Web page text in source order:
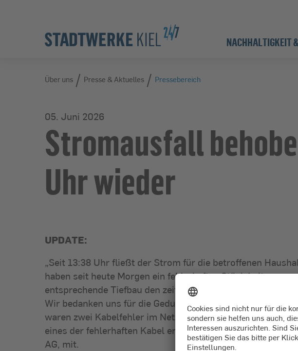
NACHHALTIGKEIT
Über uns
Über uns / Presse & Aktuelles / Pressebereich
05. Juni 2026
Stromausfall
Uhr wieder
UPDATE:
„Seit 13:38 Uhr fließt der Strom für die betroffenen
haben seit heute Morgen ein fehlerhaftes Stück Leitung
entsprechende Tiefbau den zeitlichen Aufwand. Nun
Wir bedanken uns für die Geduld und entschuldigen uns
waren zwei Kabelfehler im Netz, wodurch wir keine
eines der fehlerhaften Kabel erneuern und so die
AG, mit.